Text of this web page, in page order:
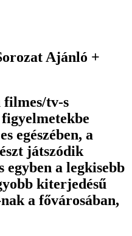
Ajánló +
filmes/tv-s
egészében, a
játszódik
a legkisebb
kiterjedésű
a fővárosában,